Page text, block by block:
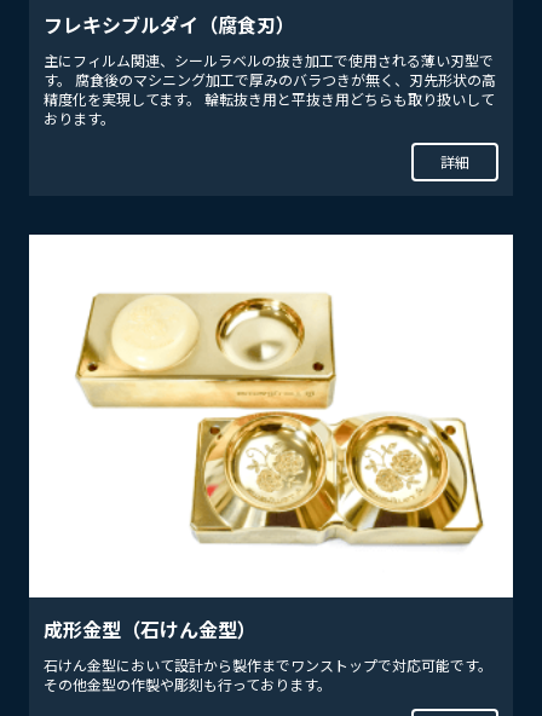
フレキシブルダイ（腐食刃）
主にフィルム関連、シールラベルの抜き加工で使用される薄い刃型で
す。 腐食後のマシニング加工で厚みのバラつきが無く、刃先形状の高
精度化を実現してます。 輪転抜き用と平抜き用どちらも取り扱いして
おります。
詳細
成形金型（石けん金型）
石けん金型において設計から製作までワンストップで対応可能です。
その他金型の作製や彫刻も行っております。